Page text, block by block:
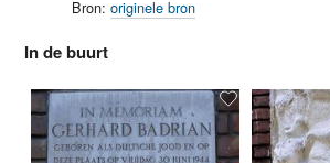
Bron: originele bron
In de buurt